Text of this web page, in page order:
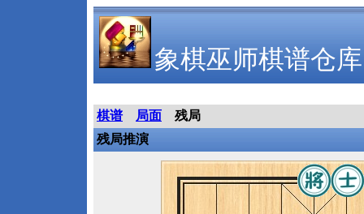
象棋巫师棋谱仓库
棋谱 局面
残局
残局推演